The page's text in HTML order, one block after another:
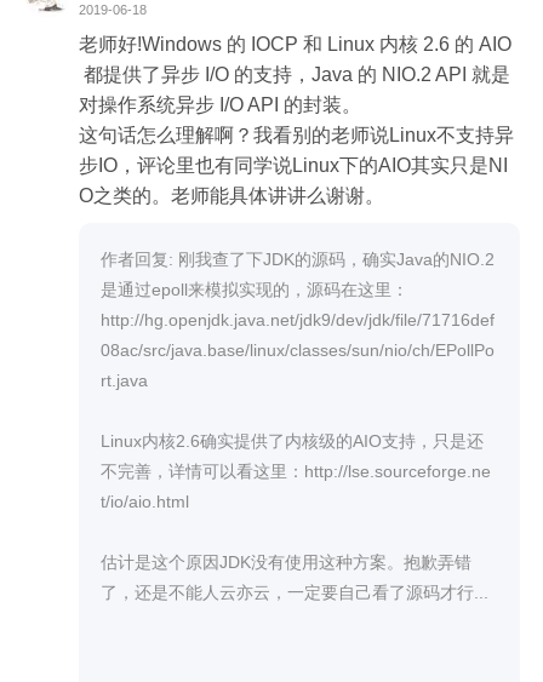
2019-06-18
老师好!Windows 的 IOCP 和 Linux 内核 2.6 的 AIO
都提供了异步 I/O 的支持，Java 的 NIO.2 API 就是
对操作系统异步 I/O API 的封装。
这句话怎么理解啊？我看别的老师说Linux不支持异
步IO，评论里也有同学说Linux下的AIO其实只是NI
O之类的。老师能具体讲讲么谢谢。
作者回复: 刚我查了下JDK的源码，确实Java的NIO.2
是通过epoll来模拟实现的，源码在这里：
http://hg.openjdk.java.net/jdk9/dev/jdk/file/71716def
08ac/src/java.base/linux/classes/sun/nio/ch/EPollPo
rt.java
Linux内核2.6确实提供了内核级的AIO支持，只是还
不完善，详情可以看这里：http://lse.sourceforge.ne
t/io/aio.html
估计是这个原因JDK没有使用这种方案。抱歉弄错
了，还是不能人云亦云，一定要自己看了源码才行...